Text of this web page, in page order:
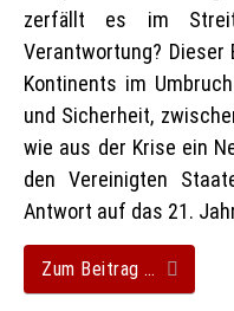
zerfällt es im
Verantwortung?
Kontinents im
und Sicherheit,
wie aus der Krise ein
den Vereinigten
Antwort auf das 21.
Zum Beitrag …